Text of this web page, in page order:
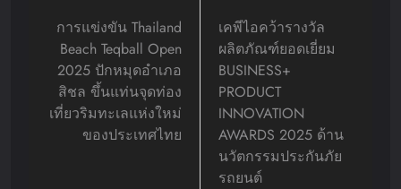
navigation
การแข่งขัน Thailand
Beach Teqball Open
2025 ปักหมุดอำเภอ
สิชล ขึ้นแท่นจุดท่อง
เที่ยวริมทะเลแห่งใหม่
ของประเทศไทย
เคพีไอคว้ารางวัล
ผลิตภัณฑ์ยอดเยี่ยม
BUSINESS+
PRODUCT
INNOVATION
AWARDS 2025 ด้าน
นวัตกรรมประกันภัย
รถยนต์